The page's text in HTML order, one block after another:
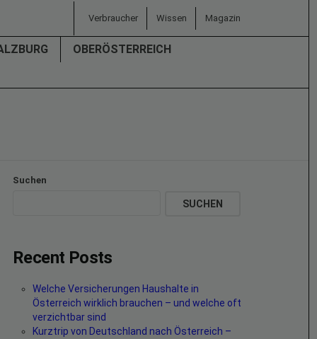
Verbraucher Wissen Magazin
OBERÖSTERREICH
Suchen
SUCHEN
Recent Posts
Welche Versicherungen Haushalte in
Österreich wirklich brauchen – und welche oft
verzichtbar sind
Kurztrip von Deutschland nach Österreich –